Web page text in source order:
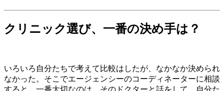
クリニック選び、一番の決め手は？
いろいろ自分たちで考えて比較はしたが、なかなか決められ
なかった。そこでエージェンシーのコーディネーターに相談